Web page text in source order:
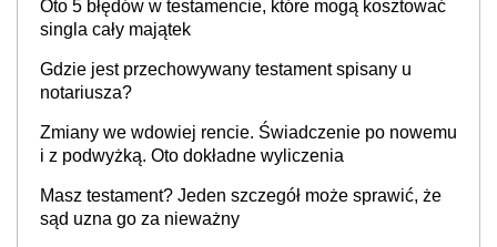
Oto 5 błędów w testamencie, które mogą kosztować
singla cały majątek
Gdzie jest przechowywany testament spisany u
notariusza?
Zmiany we wdowiej rencie. Świadczenie po nowemu
i z podwyżką. Oto dokładne wyliczenia
Masz testament? Jeden szczegół może sprawić, że
sąd uzna go za nieważny